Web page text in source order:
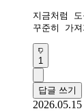
지금처럼
꾸준히 가
1
답글 쓰기